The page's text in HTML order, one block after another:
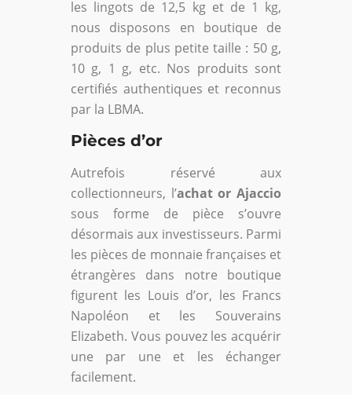
les lingots de 12,5 kg et de 1 kg,
nous disposons en boutique de
produits de plus petite taille : 50 g,
10 g, 1 g, etc. Nos produits sont
certifiés authentiques et reconnus
par la LBMA.
Pièces d’or
Autrefois réservé aux
collectionneurs, l’achat or Ajaccio
sous forme de pièce s’ouvre
désormais aux investisseurs. Parmi
les pièces de monnaie françaises et
étrangères dans notre boutique
figurent les Louis d’or, les Francs
Napoléon et les Souverains
Elizabeth. Vous pouvez les acquérir
une par une et les échanger
facilement.